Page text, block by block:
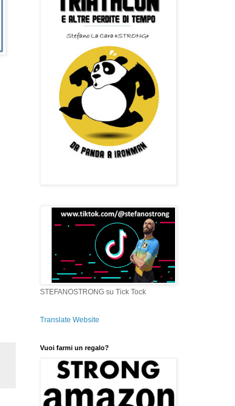
STEFANOSTRONG su Tick Tock
Translate Website
Vuoi farmi un regalo?